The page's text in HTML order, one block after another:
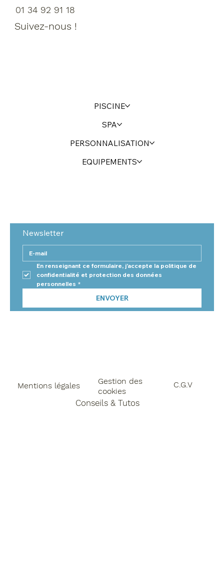
01 34 92 91 18
Suivez-nous !
PISCINE
SPA
PERSONNALISATION
EQUIPEMENTS
Newsletter
En renseignant ce formulaire, j'accepte la politique de
confidentialité et protection des données
personnelles *
ENVOYER
Mentions légales
Gestion des
cookies
C.G.V
Conseils & Tutos